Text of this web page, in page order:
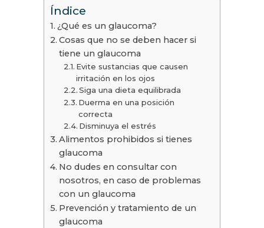
Índice
¿Qué es un glaucoma?
Cosas que no se deben hacer si
tiene un glaucoma
Evite sustancias que causen
irritación en los ojos
Siga una dieta equilibrada
Duerma en una posición
correcta
Disminuya el estrés
Alimentos prohibidos si tienes
glaucoma
No dudes en consultar con
nosotros, en caso de problemas
con un glaucoma
Prevención y tratamiento de un
glaucoma